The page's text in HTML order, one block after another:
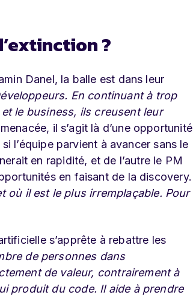
?
Danel, la balle est dans leur
En continuant à trop
le business, ils creusent leur
il s’agit là d’une opportunité
l’équipe parvient à avancer sans le
en rapidité, et de l’autre le PM
en faisant de la discovery.
où il est le plus irremplaçable. Pour
s’apprête à rebattre les
de personnes dans
de valeur, contrairement à
produit du code. Il aide à prendre